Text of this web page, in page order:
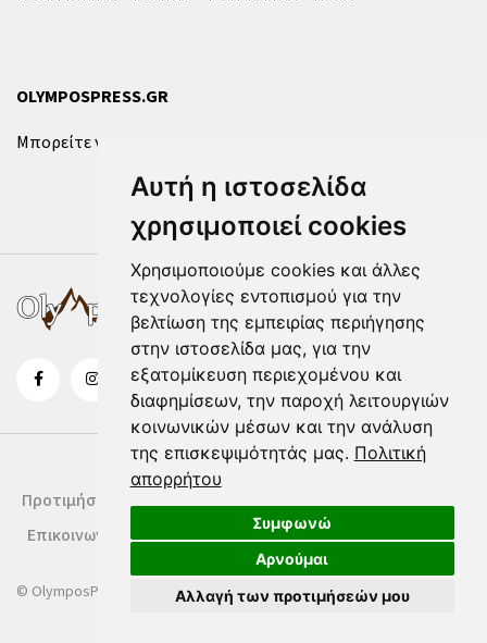
Αυτή η ιστοσελίδα
χρησιμοποιεί cookies
Χρησιμοποιούμε cookies και άλλες
τεχνολογίες εντοπισμού για την
βελτίωση της εμπειρίας περιήγησης
στην ιστοσελίδα μας, για την
εξατομίκευση περιεχομένου και
διαφημίσεων, την παροχή λειτουργιών
κοινωνικών μέσων και την ανάλυση
της επισκεψιμότητάς μας. Πολιτική
απορρήτου
Συμφωνώ
Αρνούμαι
Αλλαγή των προτιμήσεών μου
OLYMPOSPRESS.GR
Μπορείτε να επικοινωνήσετε μαζί μας μέσω της
Προτιμήσεις Cookies Δήλωση Cookies Όροι Χρήσης
Επικοινωνία
© OlymposPress.gr